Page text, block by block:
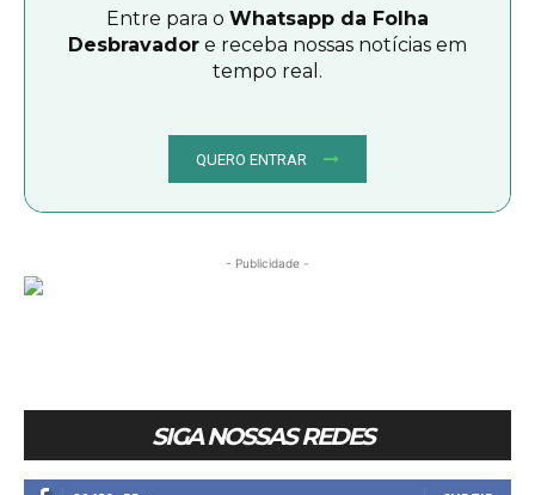
Entre para o Whatsapp da Folha
Desbravador e receba nossas notícias em
tempo real.
QUERO ENTRAR
- Publicidade -
SIGA NOSSAS REDES